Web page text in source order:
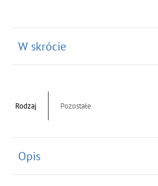
W skrócie
Rodzaj Pozostałe
Opis